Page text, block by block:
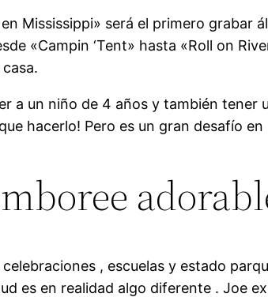
Mississippi» será el primero grabar
«Campin ‘Tent» hasta «Roll on
a un niño de 4 años y también tener
hacerlo! Pero es un gran desafío
, escuelas y estado
es en realidad algo diferente . Joe